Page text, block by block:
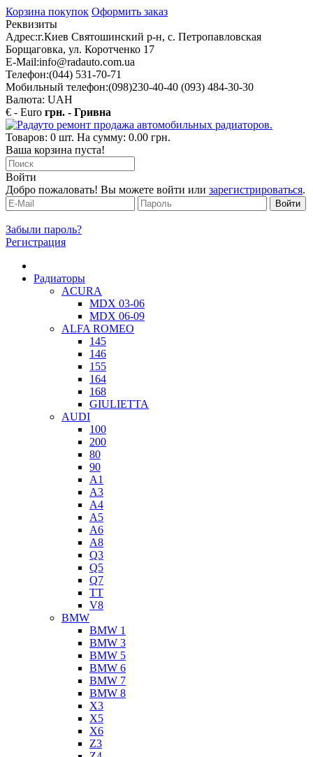
Корзина покупок Оформить заказ
Реквизиты
Адрес:г.Киев Святошинский р-н, с. Петропавловская
Борщаговка, ул. Коротченко 17
E-Mail:info@radauto.com.ua
Телефон:(044) 531-70-71
Мобильный телефон:(098)230-40-40 (093) 484-30-30
Валюта: UAH
€ - Euro грн. - Гривна
Товаров: 0 шт. На сумму: 0.00 грн.
Ваша корзина пуста!
Войти
Добро пожаловать! Вы можете войти или зарегистрироваться.
Забыли пароль?
Регистрация
Радиаторы
ACURA
MDX 03-06
MDX 06-09
ALFA ROMEO
145
146
155
164
168
GIULIETTA
AUDI
100
200
80
90
A1
A3
A4
A5
A6
A8
Q3
Q5
Q7
TT
V8
BMW
BMW 1
BMW 3
BMW 5
BMW 6
BMW 7
BMW 8
X3
X5
X6
Z3